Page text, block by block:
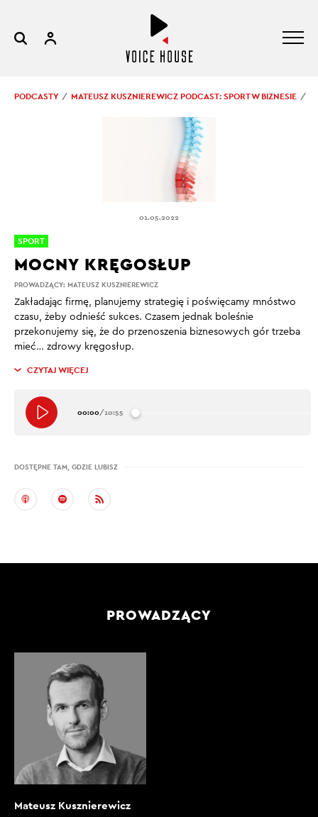
PODCASTY MATEUSZ KUSZNIEREWICZ PODCAST: SPORT W BIZNESIE
01.05.2022
PROWADZĄCY: MATEUSZ KUSZNIEREWICZ
MOCNY KRĘGOSŁUP
Zakładając firmę, planujemy strategię i poświęcamy mnóstwo
czasu, żeby odnieść sukces. Czasem jednak boleśnie
przekonujemy się, że do przenoszenia biznesowych gór trzeba
mieć… zdrowy kręgosłup.
CZYTAJ WIĘCEJ
00:00/10:55
DOSTĘPNE TAM, GDZIE LUBISZ
SPORT
PROWADZĄCY
Mateusz Kusznierewicz